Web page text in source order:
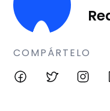
COMPÁRTELO